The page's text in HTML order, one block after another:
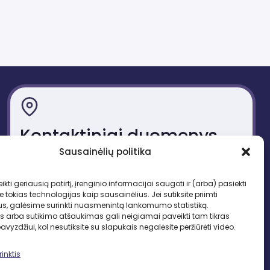
Sausainėlių politika
geriausią patirtį, įrenginio informacijai saugoti ir (arba) pasiekti
tokias technologijas kaip sausainėlius. Jei sutiksite priimti
galėsime surinkti nuasmenintą lankomumo statistiką.
arba sutikimo atšaukimas gali neigiamai paveikti tam tikras
kol nesutiksite su slapukais negalėsite peržiūrėti video.
Kontaktiniai duomenys
Tel. +370 683 95403
El. paštas: lbd.sekretore@gmail.com